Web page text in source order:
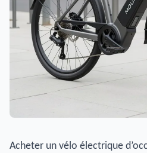
Acheter un vélo électrique